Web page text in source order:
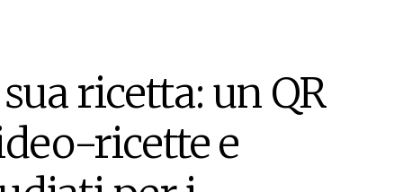
ricetta: un QR
ricette e